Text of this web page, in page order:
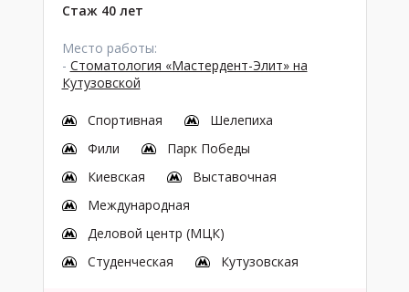
Стаж 40 лет
Место работы:
- Стоматология «Мастердент-Элит» на
Кутузовской
Спортивная
Шелепиха
Фили
Парк Победы
Киевская
Выставочная
Международная
Деловой центр (МЦК)
Студенческая
Кутузовская